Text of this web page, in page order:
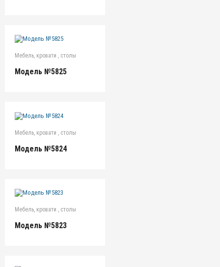
Мебель, кровати , столы
Модель №5825
Мебель, кровати , столы
Модель №5824
Мебель, кровати , столы
Модель №5823